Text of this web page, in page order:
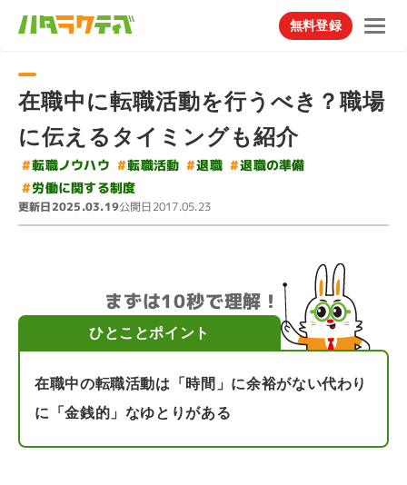
無料登録
在職中に転職活動を行うべき？職場
に伝えるタイミングも紹介
#転職ノウハウ #転職活動 #退職 #退職の準備
#労働に関する制度
更新日2025.03.19公開日2017.05.23
まずは10秒で理解！
ひとことポイント
在職中の転職活動は「時間」に余裕がない代わり
に「金銭的」なゆとりがある